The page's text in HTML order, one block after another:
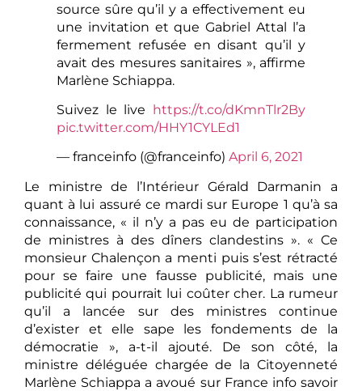
source sûre qu’il y a effectivement eu
une invitation et que Gabriel Attal l’a
fermement refusée en disant qu’il y
avait des mesures sanitaires », affirme
Marlène Schiappa.
Suivez le live https://t.co/dKmnTlr2By
pic.twitter.com/HHY1CYLEd1
— franceinfo (@franceinfo) April 6, 2021
Le ministre de l’Intérieur Gérald Darmanin a
quant à lui assuré ce mardi sur Europe 1 qu’à sa
connaissance, « il n’y a pas eu de participation
de ministres à des dîners clandestins ». « Ce
monsieur Chalençon a menti puis s’est rétracté
pour se faire une fausse publicité, mais une
publicité qui pourrait lui coûter cher. La rumeur
qu’il a lancée sur des ministres continue
d’exister et elle sape les fondements de la
démocratie », a-t-il ajouté. De son côté, la
ministre déléguée chargée de la Citoyenneté
Marlène Schiappa a avoué sur France info savoir